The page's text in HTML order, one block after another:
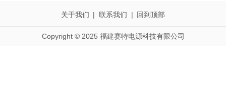
关于我们 | 联系我们 | 回到顶部
Copyright © 2025 福建赛特电源科技有限公司